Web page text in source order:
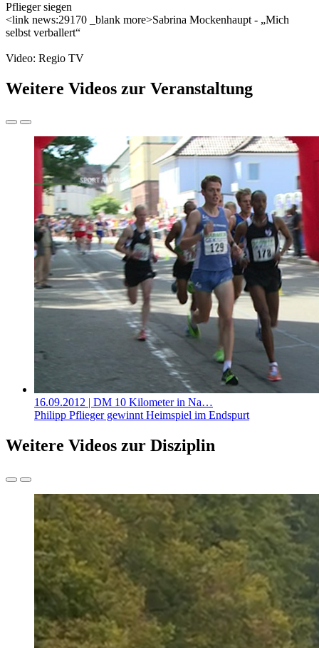
Pflieger siegen
<link news:29170 _blank more>Sabrina Mockenhaupt - „Mich
selbst verballert“
Video: Regio TV
Weitere Videos zur Veranstaltung
16.09.2012 | DM 10 Kilometer in Na…
Philipp Pflieger gewinnt Heimspiel im Endspurt
Weitere Videos zur Disziplin